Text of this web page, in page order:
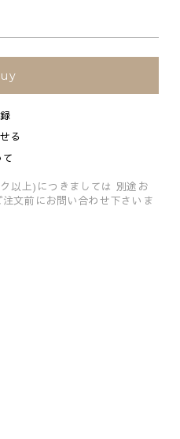
る
以上)につきましては 別途お
注文前にお問い合わせ下さいま